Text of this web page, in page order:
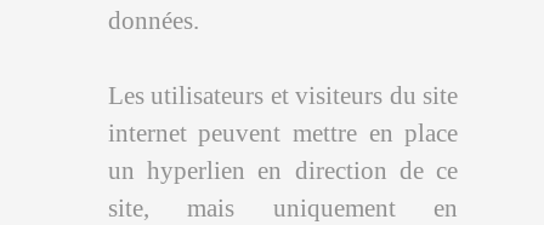
données.
Les utilisateurs et visiteurs du site
internet peuvent mettre en place
un hyperlien en direction de ce
site, mais uniquement en